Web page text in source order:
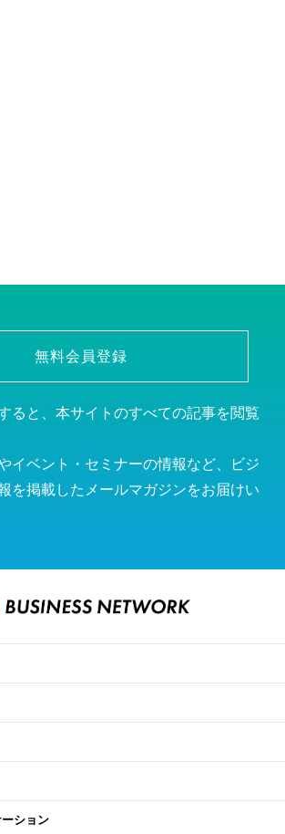
無料会員登録
ると、本サイトのすべての記事を閲覧
イベント・セミナーの情報など、ビジ
を掲載したメールマガジンをお届けい
ション